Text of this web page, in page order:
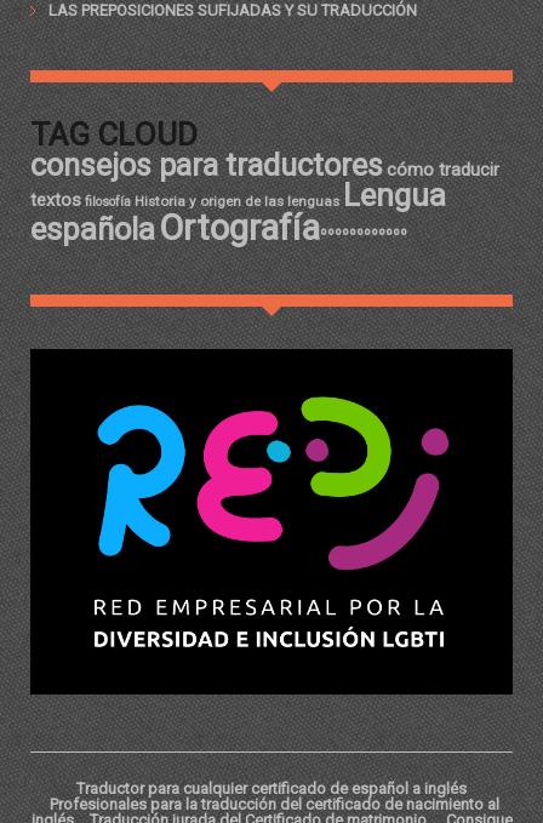
LAS PREPOSICIONES SUFIJADAS Y SU TRADUCCIÓN
TAG CLOUD
consejos para traductorescómo traducir
textos filosofía Historia y origen de las lenguas Lengua
españolaOrtografíaºººººººººººº
Traductor para cualquier certificado de español a inglés
Profesionales para la traducción del certificado de nacimiento al